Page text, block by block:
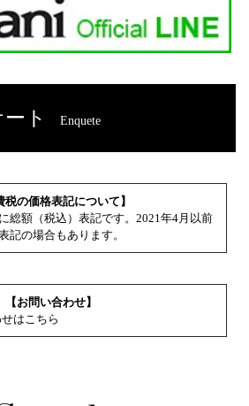
ト Enquete
税の価格表記について】
総額（税込）表記です。2021年4月以前
記の場合もあります。
【お問い合わせ】
はこちら